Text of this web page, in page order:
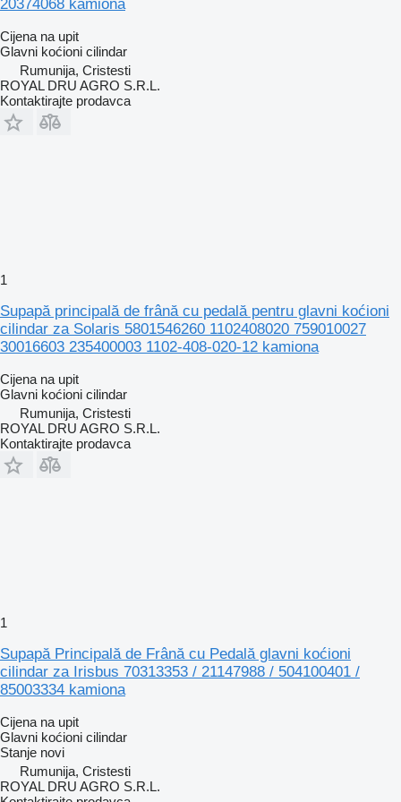
20374068 kamiona
Cijena na upit
Glavni koćioni cilindar
Rumunija, Cristesti
ROYAL DRU AGRO S.R.L.
Kontaktirajte prodavca
1
Supapă principală de frână cu pedală pentru glavni koćioni
cilindar za Solaris 5801546260 1102408020 759010027
30016603 235400003 1102-408-020-12 kamiona
Cijena na upit
Glavni koćioni cilindar
Rumunija, Cristesti
ROYAL DRU AGRO S.R.L.
Kontaktirajte prodavca
1
Supapă Principală de Frână cu Pedală glavni koćioni
cilindar za Irisbus 70313353 / 21147988 / 504100401 /
85003334 kamiona
Cijena na upit
Glavni koćioni cilindar
Stanje novi
Rumunija, Cristesti
ROYAL DRU AGRO S.R.L.